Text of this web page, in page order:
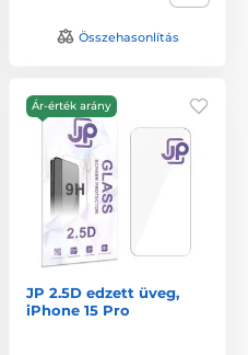
Összehasonlítás
Ár-érték arány
JP 2.5D edzett üveg,
iPhone 15 Pro